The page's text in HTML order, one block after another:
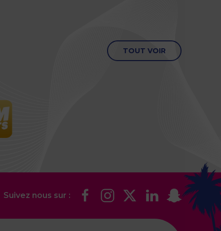
TOUT VOIR
Suivez nous sur :